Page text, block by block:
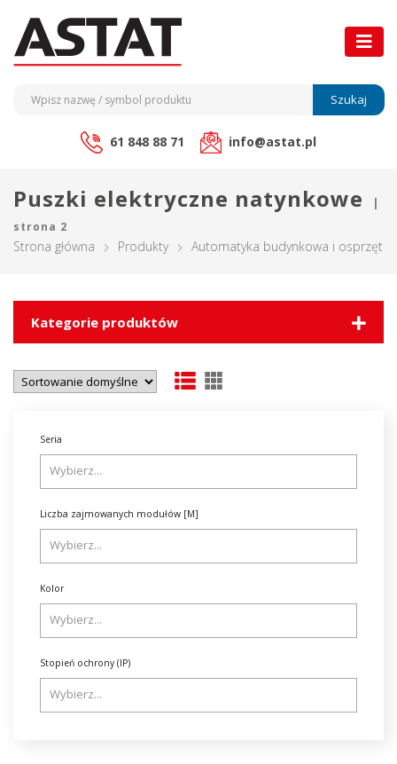
Szukaj
61 848 88 71 info@astat.pl
Puszki elektryczne natynkowe
|
strona 2
Strona główna Produkty Automatyka budynkowa i osprzęt
Kategorie produktów
Seria
Liczba zajmowanych modułów [M]
Kolor
Stopień ochrony (IP)